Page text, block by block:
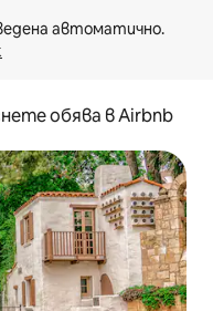
обява в Airbnb